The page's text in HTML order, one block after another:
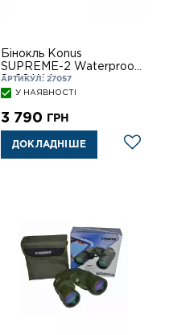
Бінокль Konus
SUPREME-2 Waterproof
8x26 W.A.
АРТИКУЛ: 27057
У НАЯВНОСТІ
3 790 ГРН
ДОКЛАДНІШЕ